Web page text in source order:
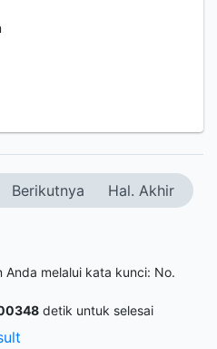
Berikutnya Hal. Akhir
Anda melalui kata kunci: No.
detik untuk selesai